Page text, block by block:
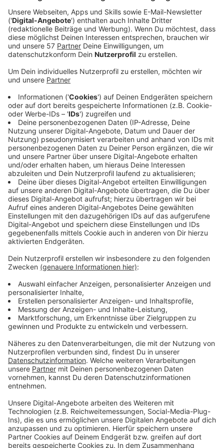
Anzeige
Ein Promi, keine Fragen und fünf
Gegenstände
Anzeige
Wenn ein Popstar, Comedian, Schauspieler oder
Politiker bei uns zu Besuch ist, stellt er sich auch dem
besonderen Video-Interview „Fünf für". Dabei wird
keine einzige Frage gestellt, sondern dem Gast
einfach fünf Dinge in die Hand gedrückt, zu denen er
das erzählt, was ihm als Erstes einfällt. Keine
Standardantworten, keine Promotionaussagen -
sondern ganz persönliche Geschichten - das ist „Fünf
für"!
Anzeige
Wir benötigen Ihre
Zustimmung, um den YouTube
Video-Service zu laden!
Wir verwenden einen Service eines
Drittanbieters, um Videoinhalte
einzubetten. Dieser Service kann
Daten zu Ihren Aktivitäten
sammeln. Bitte lesen Sie die
Nutzung des Service zu, um dieses
Video anzusehen.
Mehr Informationen
Fünf für Wotan Wilke Möhring